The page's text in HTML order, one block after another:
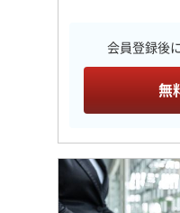
会員登録後
無